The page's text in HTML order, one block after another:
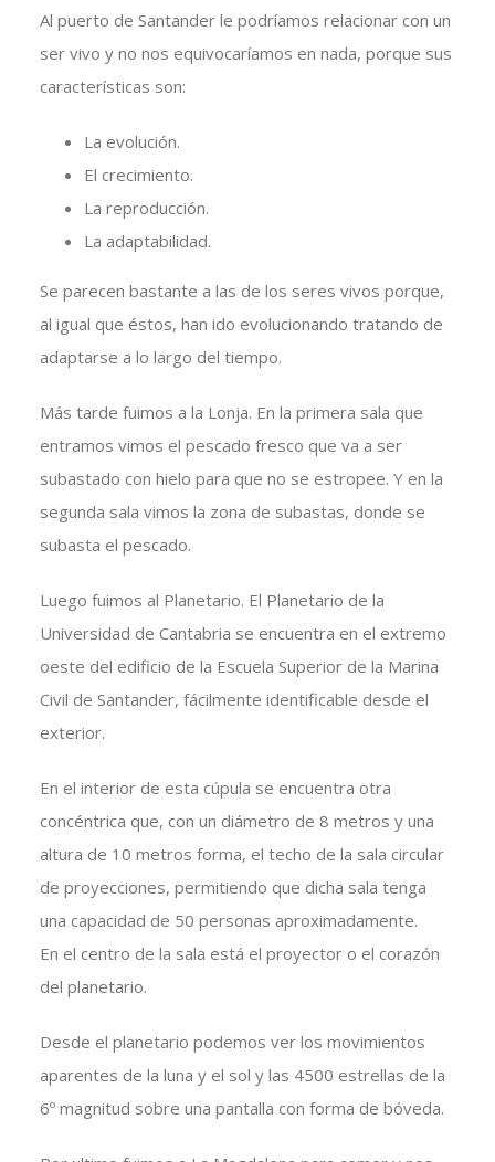
Al puerto de Santander le podríamos relacionar con un
ser vivo y no nos equivocaríamos en nada, porque sus
características son:
La evolución.
El crecimiento.
La reproducción.
La adaptabilidad.
Se parecen bastante a las de los seres vivos porque,
al igual que éstos, han ido evolucionando tratando de
adaptarse a lo largo del tiempo.
Más tarde fuimos a la Lonja. En la primera sala que
entramos vimos el pescado fresco que va a ser
subastado con hielo para que no se estropee. Y en la
segunda sala vimos la zona de subastas, donde se
subasta el pescado.
Luego fuimos al Planetario. El Planetario de la
Universidad de Cantabria se encuentra en el extremo
oeste del edificio de la Escuela Superior de la Marina
Civil de Santander, fácilmente identificable desde el
exterior.
En el interior de esta cúpula se encuentra otra
concéntrica que, con un diámetro de 8 metros y una
altura de 10 metros forma, el techo de la sala circular
de proyecciones, permitiendo que dicha sala tenga
una capacidad de 50 personas aproximadamente.
En el centro de la sala está el proyector o el corazón
del planetario.
Desde el planetario podemos ver los movimientos
aparentes de la luna y el sol y las 4500 estrellas de la
6º magnitud sobre una pantalla con forma de bóveda.